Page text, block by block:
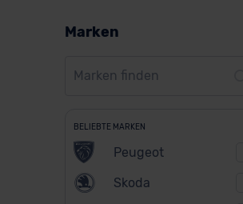
Marken
BELIEBTE MARKEN
Peugeot
Skoda